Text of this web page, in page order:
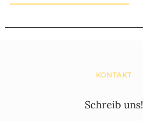
KONTAKT
Schreib uns!